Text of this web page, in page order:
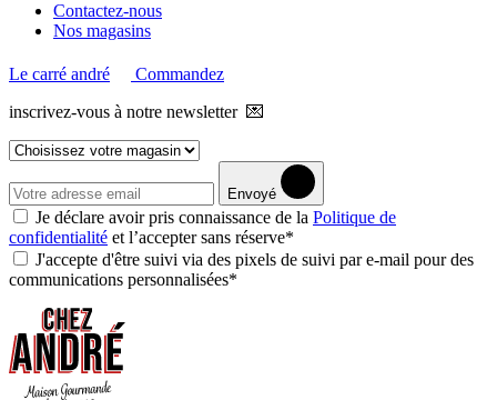
Contactez-nous
Nos magasins
Le carré andré
Commandez
inscrivez-vous à notre newsletter 💌
Envoyé
Je déclare avoir pris connaissance de la Politique de
confidentialité et l’accepter sans réserve*
J'accepte d'être suivi via des pixels de suivi par e-mail pour des
communications personnalisées*